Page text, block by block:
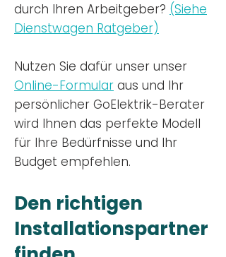
durch Ihren Arbeitgeber? (Siehe
Dienstwagen Ratgeber)
Nutzen Sie dafür unser unser
Online-Formular aus und Ihr
persönlicher GoElektrik-Berater
wird Ihnen das perfekte Modell
für Ihre Bedürfnisse und Ihr
Budget empfehlen.
Den richtigen
Installationspartner